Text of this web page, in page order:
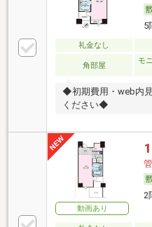
5
礼金なし
角部屋
モ
◆初期費用・web内
ください◆
動画あり
2